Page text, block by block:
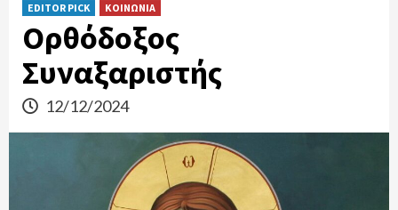
EDITOR PICK ΚΟΙΝΩΝΙΑ
Ορθόδοξος
Συναξαριστής
12/12/2024